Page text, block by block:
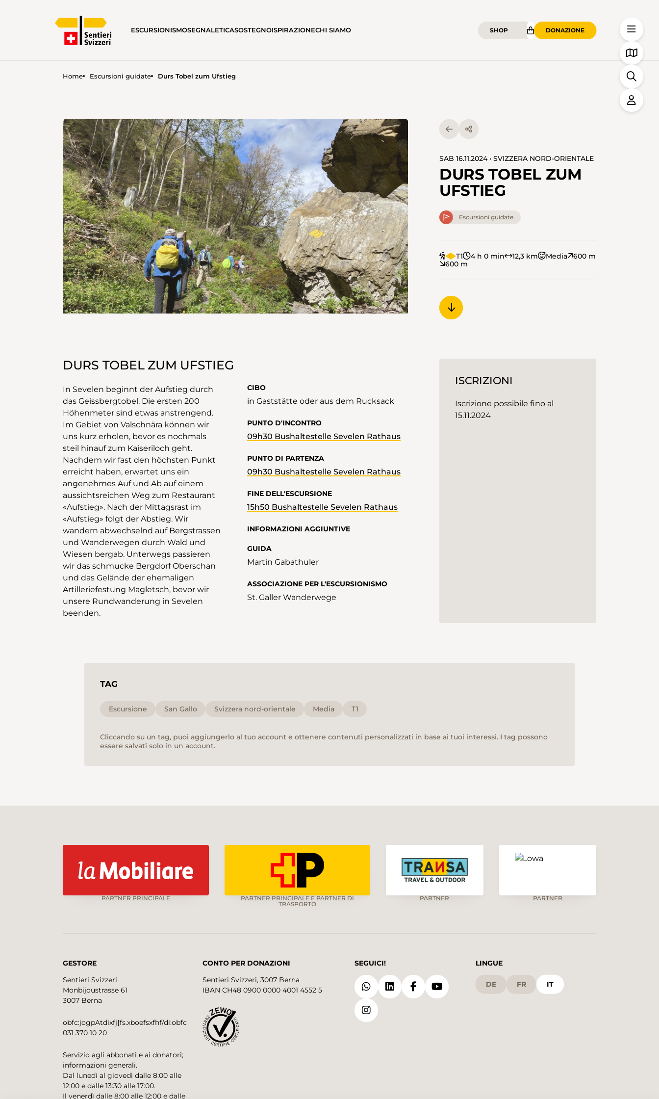
ESCURSIONISMOSEGNALETICASOSTEGNOISPIRAZIONECHI SIAMO SHOP DONAZIONE
Home Escursioni guidate Durs Tobel zum Ufstieg
SAB 16.11.2024 • SVIZZERA NORD-ORIENTALE
DURS TOBEL ZUM
UFSTIEG
Escursioni guidate
T1 4 h 0 min 12,3 km Media
600 m
600 m
DURS TOBEL ZUM UFSTIEG
In Sevelen beginnt der Aufstieg durch
das Geissbergtobel. Die ersten 200
Höhenmeter sind etwas anstrengend.
Im Gebiet von Valschnära können wir
uns kurz erholen, bevor es nochmals
steil hinauf zum Kaiseriloch geht.
Nachdem wir fast den höchsten Punkt
erreicht haben, erwartet uns ein
angenehmes Auf und Ab auf einem
aussichtsreichen Weg zum Restaurant
«Aufstieg». Nach der Mittagsrast im
«Aufstieg» folgt der Abstieg. Wir
wandern abwechselnd auf Bergstrassen
und Wanderwegen durch Wald und
Wiesen bergab. Unterwegs passieren
wir das schmucke Bergdorf Oberschan
und das Gelände der ehemaligen
Artilleriefestung Magletsch, bevor wir
unsere Rundwanderung in Sevelen
beenden.
CIBO
in Gaststätte oder aus dem Rucksack
PUNTO D'INCONTRO
09h30 Bushaltestelle Sevelen Rathaus
PUNTO DI PARTENZA
09h30 Bushaltestelle Sevelen Rathaus
FINE DELL'ESCURSIONE
15h50 Bushaltestelle Sevelen Rathaus
INFORMAZIONI AGGIUNTIVE
GUIDA
Martin Gabathuler
ASSOCIAZIONE PER L'ESCURSIONISMO
St. Galler Wanderwege
ISCRIZIONI
Iscrizione possibile fino al
15.11.2024
TAG
Escursione San Gallo Svizzera nord-orientale Media T1
Cliccando su un tag, puoi aggiungerlo al tuo account e ottenere contenuti personalizzati in base ai tuoi interessi. I tag possono
essere salvati solo in un account.
PARTNER PRINCIPALE
PARTNER PRINCIPALE E PARTNER DI
TRASPORTO
PARTNER PARTNER
GESTORE
Sentieri Svizzeri
Monbijoustrasse 61
3007 Berna
obfc:jogpAtdixfj{fs.xboefsxfhf/di:obfc
031 370 10 20
Servizio agli abbonati e ai donatori;
informazioni generali.
Dal lunedì al giovedì dalle 8:00 alle
12:00 e dalle 13:30 alle 17:00.
Il venerdì dalle 8:00 alle 12:00 e dalle
CONTO PER DONAZIONI
Sentieri Svizzeri, 3007 Berna
IBAN CH48 0900 0000 4001 4552 5
SEGUICI! LINGUE
DE FR IT